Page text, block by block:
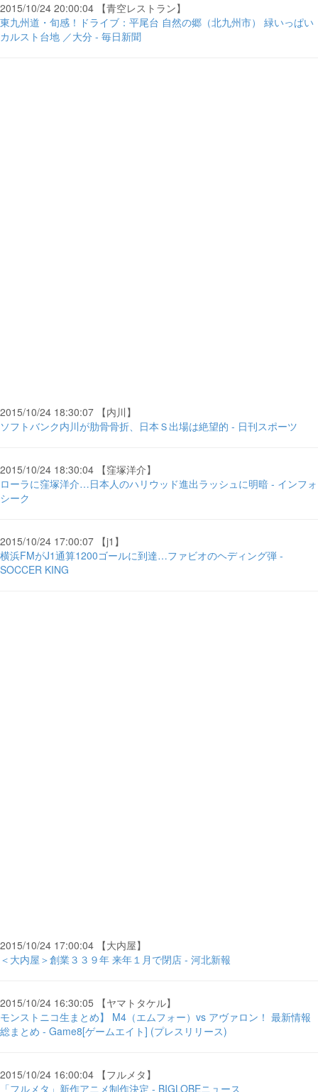
2015/10/24 20:00:04 【青空レストラン】
東九州道・旬感！ドライブ：平尾台 自然の郷（北九州市） 緑いっぱい
カルスト台地 ／大分 - 毎日新聞
2015/10/24 18:30:07 【内川】
ソフトバンク内川が肋骨骨折、日本Ｓ出場は絶望的 - 日刊スポーツ
2015/10/24 18:30:04 【窪塚洋介】
ローラに窪塚洋介…日本人のハリウッド進出ラッシュに明暗 - インフォ
シーク
2015/10/24 17:00:07 【j1】
横浜FMがJ1通算1200ゴールに到達…ファビオのヘディング弾 -
SOCCER KING
2015/10/24 17:00:04 【大内屋】
＜大内屋＞創業３３９年 来年１月で閉店 - 河北新報
2015/10/24 16:30:05 【ヤマトタケル】
モンストニコ生まとめ】 M4（エムフォー）vs アヴァロン！ 最新情報
総まとめ - Game8[ゲームエイト] (プレスリリース)
2015/10/24 16:00:04 【フルメタ】
「フルメタ」新作アニメ制作決定 - BIGLOBEニュース